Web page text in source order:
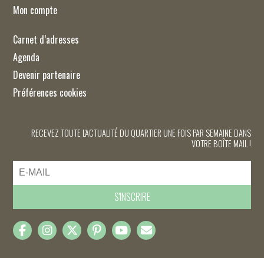
Mon compte
Carnet d’adresses
Agenda
Devenir partenaire
Préférences cookies
RECEVEZ TOUTE L'ACTUALITÉ DU QUARTIER UNE FOIS PAR SEMAINE DANS
VOTRE BOÎTE MAIL !